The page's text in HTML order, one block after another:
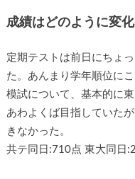
成績はどのように変
定期テストは前日にちょ
た。あんまり学年順位に
模試について、基本的に
あわよくば目指していた
きなかった。
共テ同日:710点 東大同日